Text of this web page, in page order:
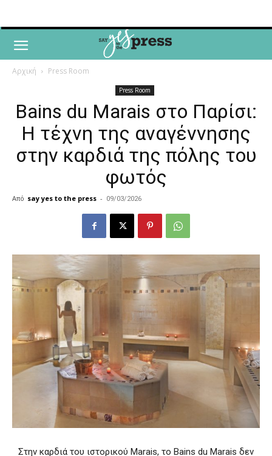
Αρχική Press Room
Press Room
Bains du Marais στο Παρίσι:
Η τέχνη της αναγέννησης
στην καρδιά της πόλης του
φωτός
Από say yes to the press - 09/03/2026
Στην καρδιά του ιστορικού Marais, το Bains du Marais δεν